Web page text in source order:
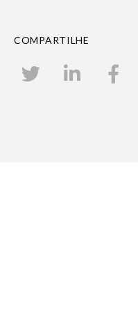
COMPARTILHE